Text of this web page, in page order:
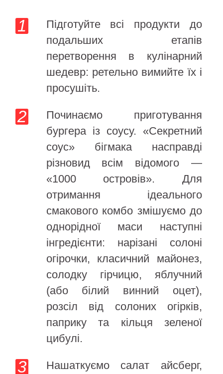
Підготуйте всі продукти до
подальших етапів
перетворення в кулінарний
шедевр: ретельно вимийте їх і
просушіть.
Починаємо приготування
бургера із соусу. «Секретний
соус» бігмака насправді
різновид всім відомого —
«1000 островів». Для
отримання ідеального
смакового комбо змішуємо до
однорідної маси наступні
інгредієнти: нарізані солоні
огірочки, класичний майонез,
солодку гірчицю, яблучний
(або білий винний оцет),
розсіл від солоних огірків,
паприку та кільця зеленої
цибулі.
Нашаткуємо салат айсберг,